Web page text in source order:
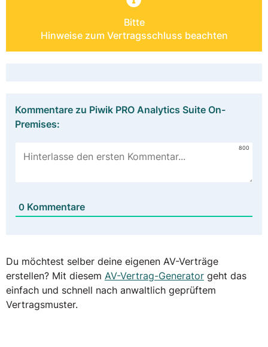
Bitte
Hinweise zum Vertragsschluss beachten
Kommentare zu Piwik PRO Analytics Suite On-
Premises:
800
0 Kommentare
Du möchtest selber deine eigenen AV-Verträge
erstellen? Mit diesem AV-Vertrag-Generator geht das
einfach und schnell nach anwaltlich geprüftem
Vertragsmuster.